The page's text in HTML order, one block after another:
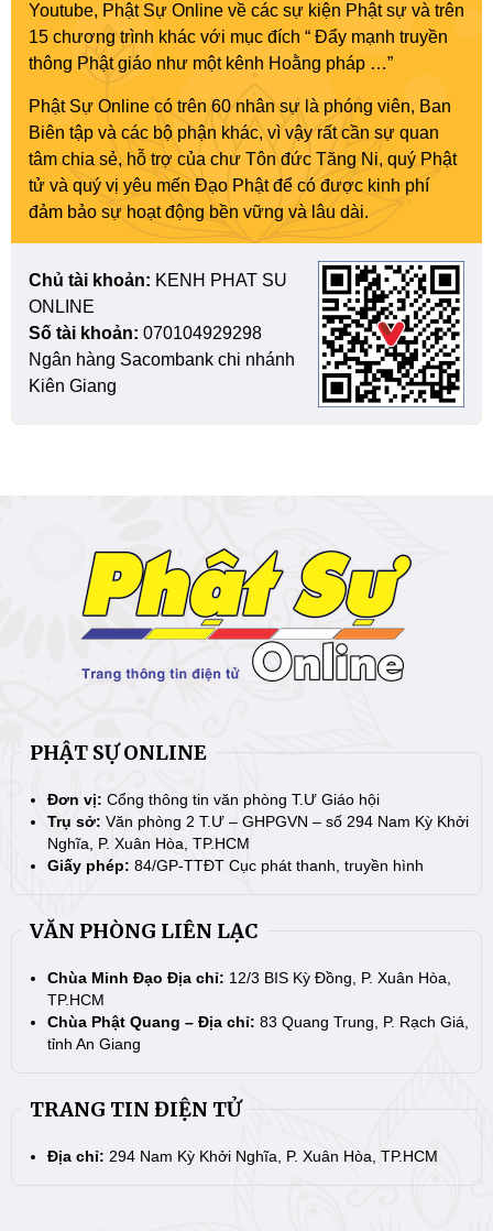
Youtube, Phật Sự Online về các sự kiện Phật sự và trên
15 chương trình khác với mục đích “ Đẩy mạnh truyền
thông Phật giáo như một kênh Hoằng pháp …”
Phật Sự Online có trên 60 nhân sự là phóng viên, Ban
Biên tập và các bộ phận khác, vì vậy rất cần sự quan
tâm chia sẻ, hỗ trợ của chư Tôn đức Tăng Ni, quý Phật
tử và quý vị yêu mến Đạo Phật để có được kinh phí
đảm bảo sự hoạt động bền vững và lâu dài.
Chủ tài khoản: KENH PHAT SU
ONLINE
Số tài khoản: 070104929298
Ngân hàng Sacombank chi nhánh
Kiên Giang
PHẬT SỰ ONLINE
Đơn vị: Cổng thông tin văn phòng T.Ư Giáo hội
Trụ sở: Văn phòng 2 T.Ư – GHPGVN – số 294 Nam Kỳ Khởi
Nghĩa, P. Xuân Hòa, TP.HCM
Giấy phép: 84/GP-TTĐT Cục phát thanh, truyền hình
VĂN PHÒNG LIÊN LẠC
Chùa Minh Đạo Địa chỉ: 12/3 BIS Kỳ Đồng, P. Xuân Hòa,
TP.HCM
Chùa Phật Quang – Địa chỉ: 83 Quang Trung, P. Rạch Giá,
tỉnh An Giang
TRANG TIN ĐIỆN TỬ
Địa chỉ: 294 Nam Kỳ Khởi Nghĩa, P. Xuân Hòa, TP.HCM